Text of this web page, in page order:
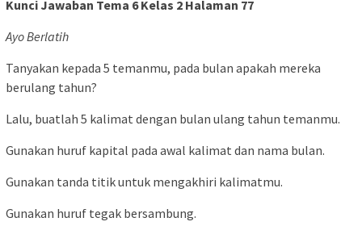
Kunci Jawaban Tema 6 Kelas 2 Halaman 77
Ayo Berlatih
Tanyakan kepada 5 temanmu, pada bulan apakah mereka
berulang tahun?
Lalu, buatlah 5 kalimat dengan bulan ulang tahun temanmu.
Gunakan huruf kapital pada awal kalimat dan nama bulan.
Gunakan tanda titik untuk mengakhiri kalimatmu.
Gunakan huruf tegak bersambung.